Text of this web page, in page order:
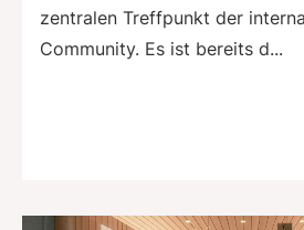
zentralen Treffpunkt der
Community. Es ist bereits d...